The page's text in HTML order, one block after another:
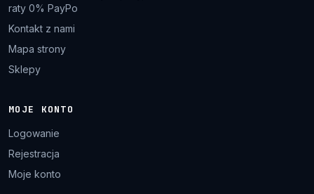
raty 0% PayPo
Kontakt z nami
Mapa strony
Sklepy
MOJE KONTO
Logowanie
Rejestracja
Moje konto